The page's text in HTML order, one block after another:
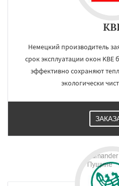
Немецкий производитель
срок эксплуатации окон KBE
эффективно сохраняют
экологически